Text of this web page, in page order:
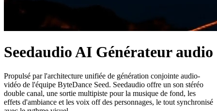
Seedaudio AI Générateur audio
Propulsé par l'architecture unifiée de génération conjointe audio-
vidéo de l'équipe ByteDance Seed. Seedaudio offre un son stéréo
double canal, une sortie multipiste pour la musique de fond, les
effets d'ambiance et les voix off des personnages, le tout synchronisé